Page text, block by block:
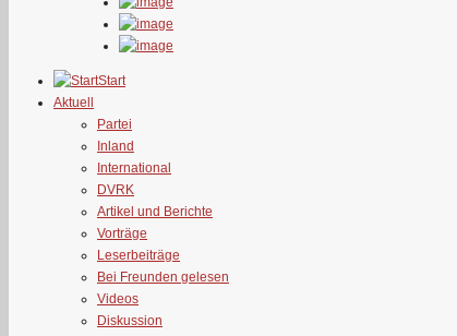
Start
Aktuell
Partei
Inland
International
DVRK
Artikel und Berichte
Vorträge
Leserbeiträge
Bei Freunden gelesen
Videos
Diskussion